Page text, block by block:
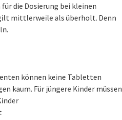
die Dosierung bei kleinen
mittlerweile als überholt. Denn
können keine Tabletten
kaum. Für jüngere Kinder müssen